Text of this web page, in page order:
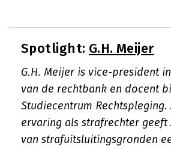
Spotlight: G.H. Meijer
G.H. Meijer is vice-president
van de rechtbank en docent
Studiecentrum
ervaring als strafrechter
van strafuitsluitingsgronden